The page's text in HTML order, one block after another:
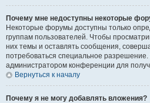
Почему мне недоступны некоторые
Некоторые форумы доступны только
группам пользователей. Чтобы
них темы и оставлять сообщения,
потребоваться специальное
администратором конференции для
Вернуться к началу
Почему я не могу добавлять вложения?